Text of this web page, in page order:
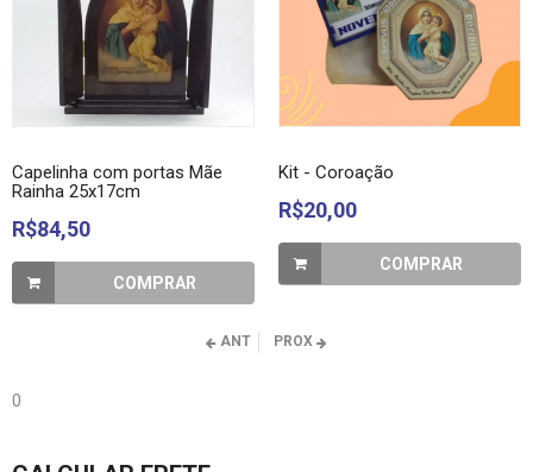
Capelinha com portas Mãe
Rainha 25x17cm
R$84,50
COMPRAR
Kit - Coroação
R$20,00
COMPRAR
ANT PROX
0